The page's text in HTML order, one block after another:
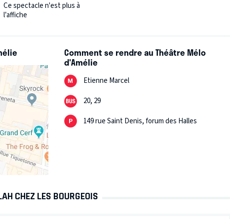
Ce spectacle n'est plus à
l’affiche
Comment se rendre au Théâtre Mélo
d'Amélie
Etienne Marcel
20, 29
149 rue Saint Denis, forum des Halles
CHEZ LES BOURGEOIS